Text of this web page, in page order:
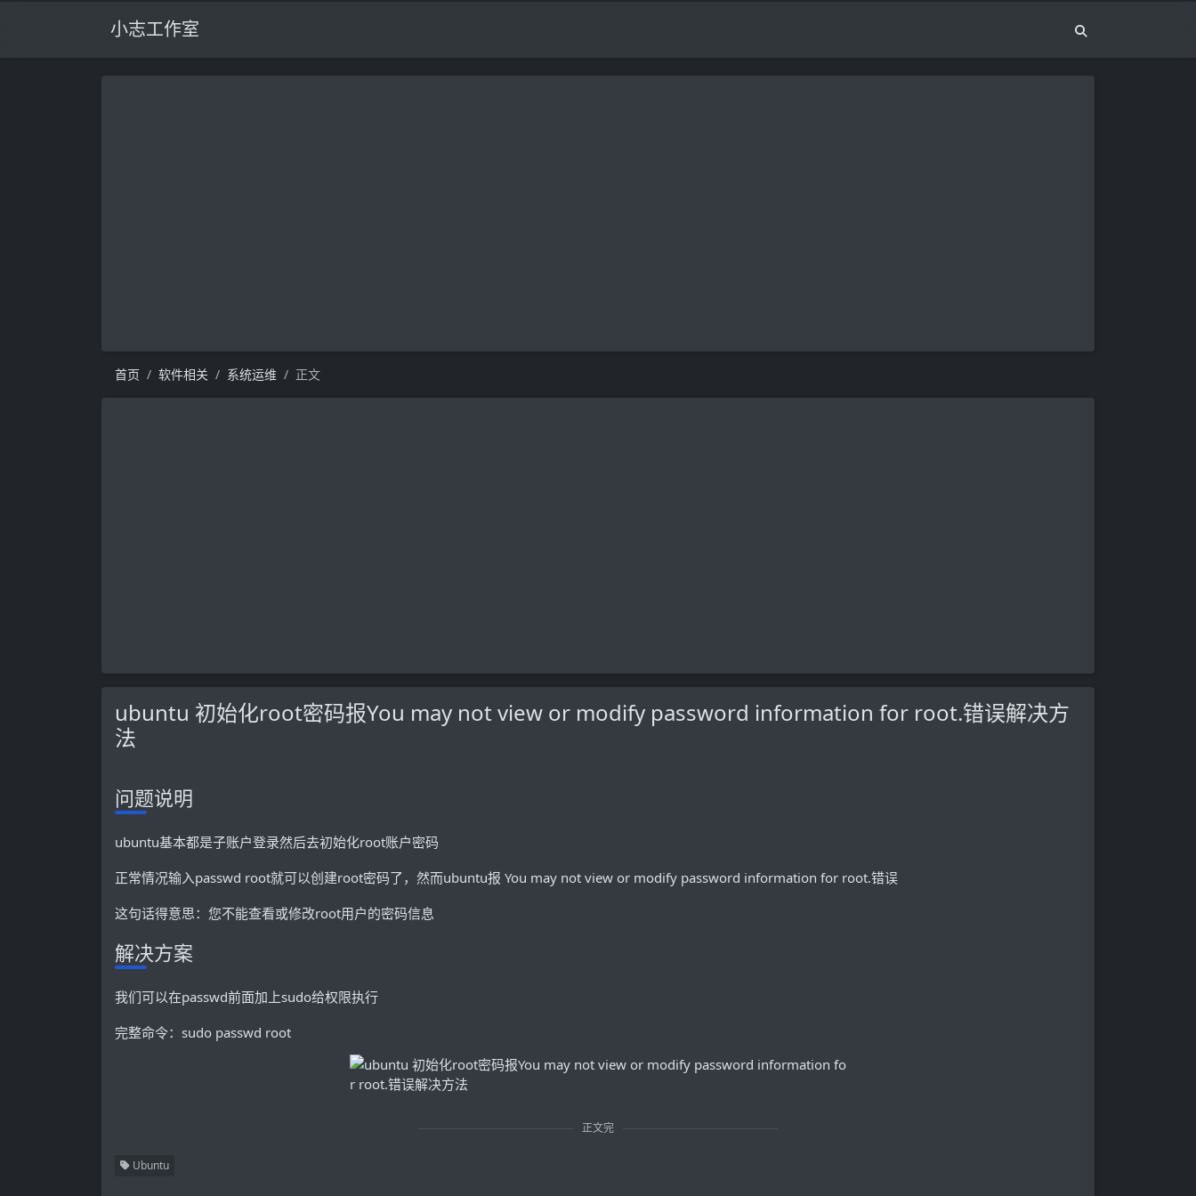
小志工作室
首页 软件相关 系统运维 正文
ubuntu 初始化root密码报You may not view or modify password information for root.错误解决方
法
问题说明
ubuntu基本都是子账户登录然后去初始化root账户密码
正常情况输入passwd root就可以创建root密码了，然而ubuntu报 You may not view or modify password information for root.错误
这句话得意思：您不能查看或修改root用户的密码信息
解决方案
我们可以在passwd前面加上sudo给权限执行
完整命令：sudo passwd root
正文完
Ubuntu